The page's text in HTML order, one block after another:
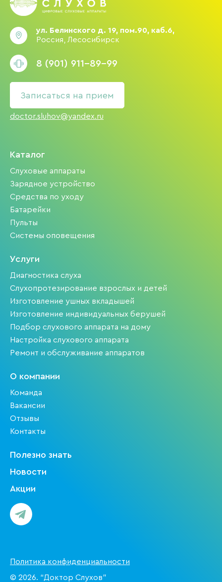
ул. Белинского д. 19, пом.90, каб.6,
Россия, Лесосибирск
8 (901) 911-89-99
Записаться на прием
doctor.sluhov@yandex.ru
Каталог
Слуховые аппараты
Зарядное устройство
Средства по уходу
Батарейки
Пульты
Системы оповещения
Услуги
Диагностика слуха
Слухопротезирование взрослых и детей
Изготовление ушных вкладышей
Изготовление индивидуальных берушей
Подбор слухового аппарата на дому
Настройка слухового аппарата
Ремонт и обслуживание аппаратов
О компании
Команда
Вакансии
Отзывы
Контакты
Полезно знать
Новости
Акции
Политика конфиденциальности
© 2026. “Доктор Слухов”